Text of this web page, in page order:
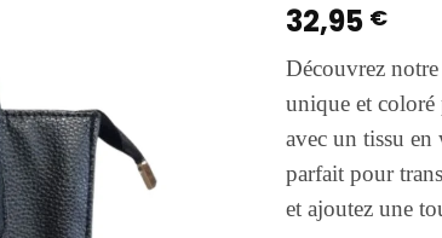
32,95 €
Découvrez
unique et coloré
avec un tissu en
parfait pour
et ajoutez une